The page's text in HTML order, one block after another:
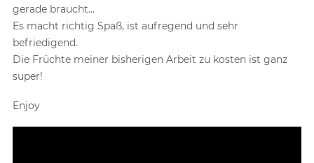
gerade braucht…
Es macht richtig Spaß, ist aufregend und sehr
befriedigend.
Die Früchte meiner bisherigen Arbeit zu kosten ist ganz
super!
Enjoy